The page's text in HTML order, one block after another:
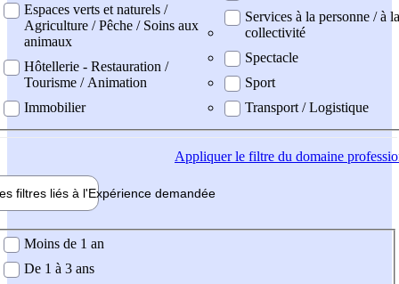
Espaces verts et naturels /
Agriculture / Pêche / Soins aux
animaux
Hôtellerie - Restauration /
Tourisme / Animation
Immobilier
Services à la personne / à la
collectivité
Spectacle
Sport
Transport / Logistique
Appliquerle filtre du domaine
filtres liés à l'Expérience demandée
demandée
Moins de 1 an
De 1 à 3 ans